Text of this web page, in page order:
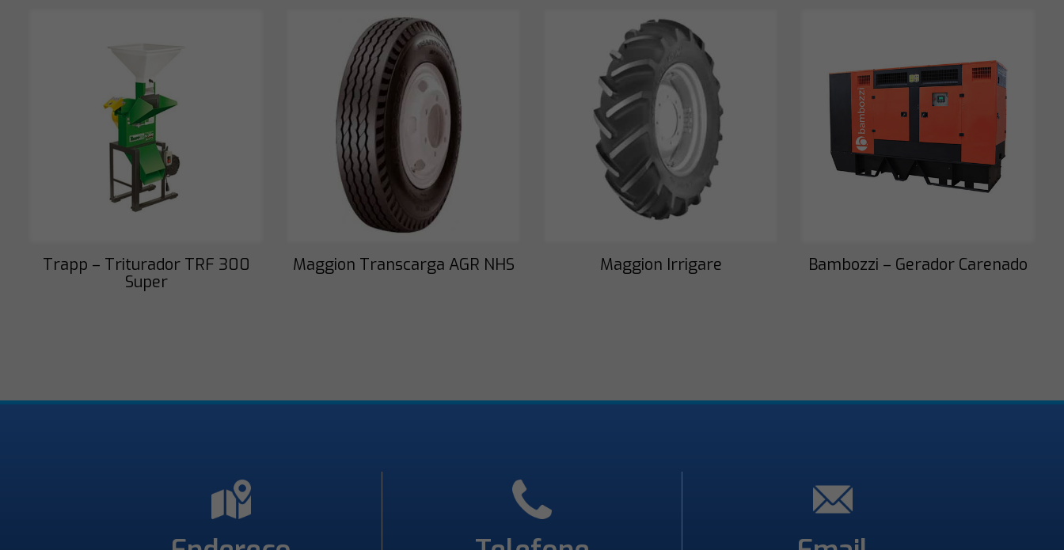
Trapp – Triturador TRF 300
Super
Maggion Transcarga AGR NHS Maggion Irrigare Bambozzi – Gerador Carenado